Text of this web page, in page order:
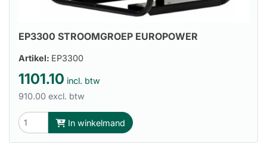
EP3300 STROOMGROEP EUROPOWER
Artikel: EP3300
1101.10 incl. btw
910.00 excl. btw
In winkelmand